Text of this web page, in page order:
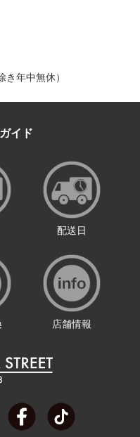
き年中無休）
イド
配送日
店舗情報